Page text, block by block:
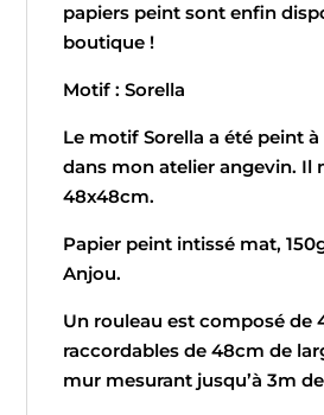
papiers peint sont enfin
boutique !
Motif : Sorella
Le motif Sorella a été peint
dans mon atelier angevin. Il
48x48cm.
Papier peint intissé mat,
Anjou.
Un rouleau est composé de
raccordables de 48cm de
mur mesurant jusqu’à 3m